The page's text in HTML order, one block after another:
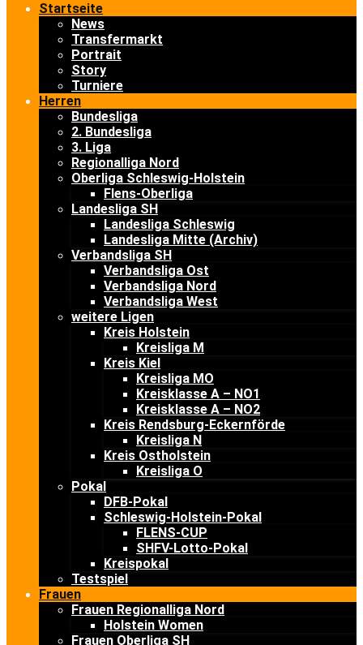
Startseite
News
Transfermarkt
Portrait
Story
Turniere
Herren
Bundesliga
2. Bundesliga
3. Liga
Regionalliga Nord
Oberliga Schleswig-Holstein
Flens-Oberliga
Landesliga SH
Landesliga Schleswig
Landesliga Mitte (Archiv)
Verbandsliga SH
Verbandsliga Ost
Verbandsliga Nord
Verbandsliga West
weitere Ligen
Kreis Holstein
Kreisliga M
Kreis Kiel
Kreisliga MO
Kreisklasse A – NO1
Kreisklasse A – NO2
Kreis Rendsburg-Eckernförde
Kreisliga N
Kreis Ostholstein
Kreisliga O
Pokal
DFB-Pokal
Schleswig-Holstein-Pokal
FLENS-CUP
SHFV-Lotto-Pokal
Kreispokal
Testspiel
Frauen
Frauen Regionalliga Nord
Holstein Women
Frauen Oberliga SH